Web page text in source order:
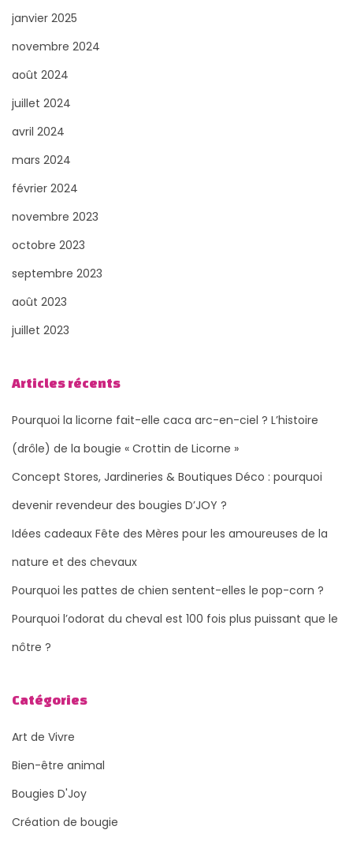
janvier 2025
novembre 2024
août 2024
juillet 2024
avril 2024
mars 2024
février 2024
novembre 2023
octobre 2023
septembre 2023
août 2023
juillet 2023
Articles récents
Pourquoi la licorne fait-elle caca arc-en-ciel ? L’histoire
(drôle) de la bougie « Crottin de Licorne »
Concept Stores, Jardineries & Boutiques Déco : pourquoi
devenir revendeur des bougies D’JOY ?
Idées cadeaux Fête des Mères pour les amoureuses de la
nature et des chevaux
Pourquoi les pattes de chien sentent-elles le pop-corn ?
Pourquoi l’odorat du cheval est 100 fois plus puissant que le
nôtre ?
Catégories
Art de Vivre
Bien-être animal
Bougies D'Joy
Création de bougie